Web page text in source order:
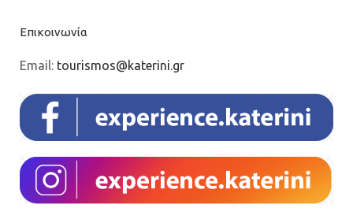
Επικοινωνία
Email: tourismos@katerini.gr